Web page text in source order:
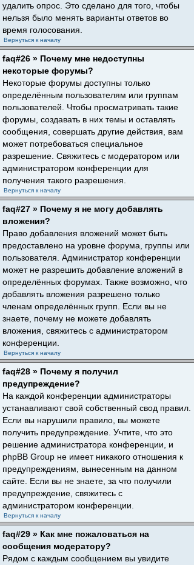
удалить опрос. Это сделано для того, чтобы
нельзя было менять варианты ответов во
время голосования.
Вернуться к началу
faq#26 » Почему мне недоступны
некоторые форумы?
Некоторые форумы доступны только
определённым пользователям или группам
пользователей. Чтобы просматривать такие
форумы, создавать в них темы и оставлять
сообщения, совершать другие действия, вам
может потребоваться специальное
разрешение. Свяжитесь с модератором или
администратором конференции для
получения такого разрешения.
Вернуться к началу
faq#27 » Почему я не могу добавлять
вложения?
Право добавления вложений может быть
предоставлено на уровне форума, группы или
пользователя. Администратор конференции
может не разрешить добавление вложений в
определённых форумах. Также возможно, что
добавлять вложения разрешено только
членам определённых групп. Если вы не
знаете, почему не можете добавлять
вложения, свяжитесь с администратором
конференции.
Вернуться к началу
faq#28 » Почему я получил
предупреждение?
На каждой конференции администраторы
устанавливают свой собственный свод правил.
Если вы нарушили правило, вы можете
получить предупреждение. Учтите, что это
решение администратора конференции, и
phpBB Group не имеет никакого отношения к
предупреждениям, вынесенным на данном
сайте. Если вы не знаете, за что получили
предупреждение, свяжитесь с
администратором конференции.
Вернуться к началу
faq#29 » Как мне пожаловаться на
сообщения модератору?
Рядом с каждым сообщением вы увидите